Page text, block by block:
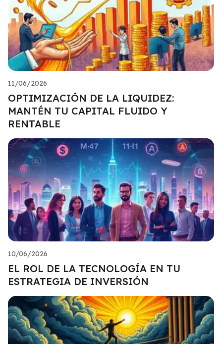
11/06/2026
OPTIMIZACIÓN DE LA LIQUIDEZ:
MANTÉN TU CAPITAL FLUIDO Y
RENTABLE
10/06/2026
EL ROL DE LA TECNOLOGÍA EN TU
ESTRATEGIA DE INVERSIÓN